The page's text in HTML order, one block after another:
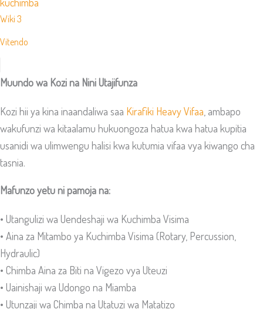
Wiki 3
Vitendo
Muundo wa Kozi na Nini Utajifunza
Kozi hii ya kina inaandaliwa saa Kirafiki Heavy Vifaa , ambapo
wakufunzi wa kitaalamu hukuongoza hatua kwa hatua kupitia
usanidi wa ulimwengu halisi kwa kutumia vifaa vya kiwango cha
tasnia.
Mafunzo yetu ni pamoja na:
• Utangulizi wa Uendeshaji wa Kuchimba Visima
• Aina za Mitambo ya Kuchimba Visima (Rotary, Percussion,
Hydraulic)
• Chimba Aina za Biti na Vigezo vya Uteuzi
• Uainishaji wa Udongo na Miamba
• Utunzaji wa Chimba na Utatuzi wa Matatizo